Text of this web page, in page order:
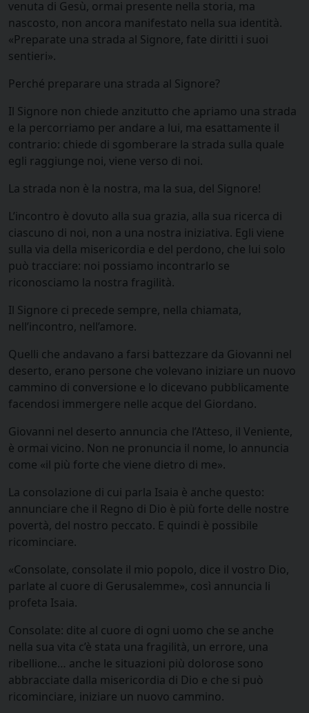
venuta di Gesù, ormai presente nella storia, ma
nascosto, non ancora manifestato nella sua identità.
«Preparate una strada al Signore, fate diritti i suoi
sentieri».
Perché preparare una strada al Signore?
Il Signore non chiede anzitutto che apriamo una strada
e la percorriamo per andare a lui, ma esattamente il
contrario: chiede di sgomberare la strada sulla quale
egli raggiunge noi, viene verso di noi.
La strada non è la nostra, ma la sua, del Signore!
L’incontro è dovuto alla sua grazia, alla sua ricerca di
ciascuno di noi, non a una nostra iniziativa. Egli viene
sulla via della misericordia e del perdono, che lui solo
può tracciare: noi possiamo incontrarlo se
riconosciamo la nostra fragilità.
Il Signore ci precede sempre, nella chiamata,
nell’incontro, nell’amore.
Quelli che andavano a farsi battezzare da Giovanni nel
deserto, erano persone che volevano iniziare un nuovo
cammino di conversione e lo dicevano pubblicamente
facendosi immergere nelle acque del Giordano.
Giovanni nel deserto annuncia che l’Atteso, il Veniente,
è ormai vicino. Non ne pronuncia il nome, lo annuncia
come «il più forte che viene dietro di me».
La consolazione di cui parla Isaia è anche questo:
annunciare che il Regno di Dio è più forte delle nostre
povertà, del nostro peccato. E quindi è possibile
ricominciare.
«Consolate, consolate il mio popolo, dice il vostro Dio,
parlate al cuore di Gerusalemme», così annuncia li
profeta Isaia.
Consolate: dite al cuore di ogni uomo che se anche
nella sua vita c’è stata una fragilità, un errore, una
ribellione… anche le situazioni più dolorose sono
abbracciate dalla misericordia di Dio e che si può
ricominciare, iniziare un nuovo cammino.